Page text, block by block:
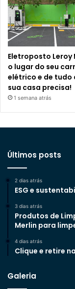
Eletroposto Leroy
o lugar do seu
elétrico e de tudo
sua casa precisa!
1 semana atrás
Últimos posts
2 dias atrás
ESG e
3 dias atrás
Produtos de
Merlin para
4 dias atrás
Clique e retire
Galeria